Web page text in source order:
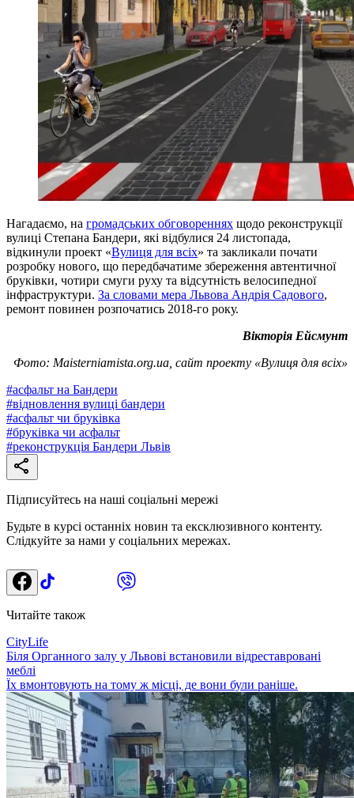
Нагадаємо, на громадських обговореннях щодо реконструкції
вулиці Степана Бандери, які відбулися 24 листопада,
відкинули проект «Вулиця для всіх» та закликали почати
розробку нового, що передбачатиме збереження автентичної
бруківки, чотири смуги руху та відсутність велосипедної
інфраструктури. За словами мера Львова Андрія Садового,
ремонт повинен розпочатись 2018-го року.
Вікторія Ейсмунт
Фото: Maisterniamista.org.ua, сайт проекту «Вулиця для всіх»
#асфальт на Бандери
#відновлення вулиці бандери
#асфальт чи бруківка
#бруківка чи асфальт
#реконструкція Бандери Львів
Підписуйтесь на наші соціальні мережі
Будьте в курсі останніх новин та ексклюзивного контенту.
Слідкуйте за нами у соціальних мережах.
Читайте також
CityLife
Біля Органного залу у Львові встановили відреставровані
меблі
Їх вмонтовують на тому ж місці, де вони були раніше.